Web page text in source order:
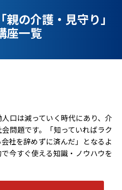
の介護・見守り」
座一覧
口は減っていく時代にあり、介
問題です。「知っていればラク
社を辞めずに済んだ」となるよ
今すぐ使える知識・ノウハウを